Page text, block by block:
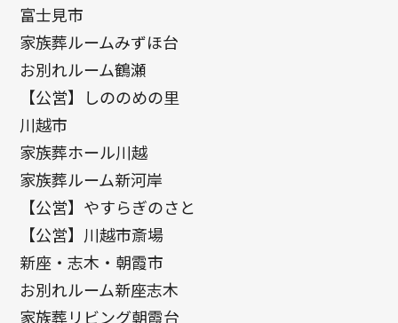
富士見市
家族葬ルームみずほ台
お別れルーム鶴瀬
【公営】しののめの里
川越市
家族葬ホール川越
家族葬ルーム新河岸
【公営】やすらぎのさと
【公営】川越市斎場
新座・志木・朝霞市
お別れルーム新座志木
家族葬リビング朝霞台